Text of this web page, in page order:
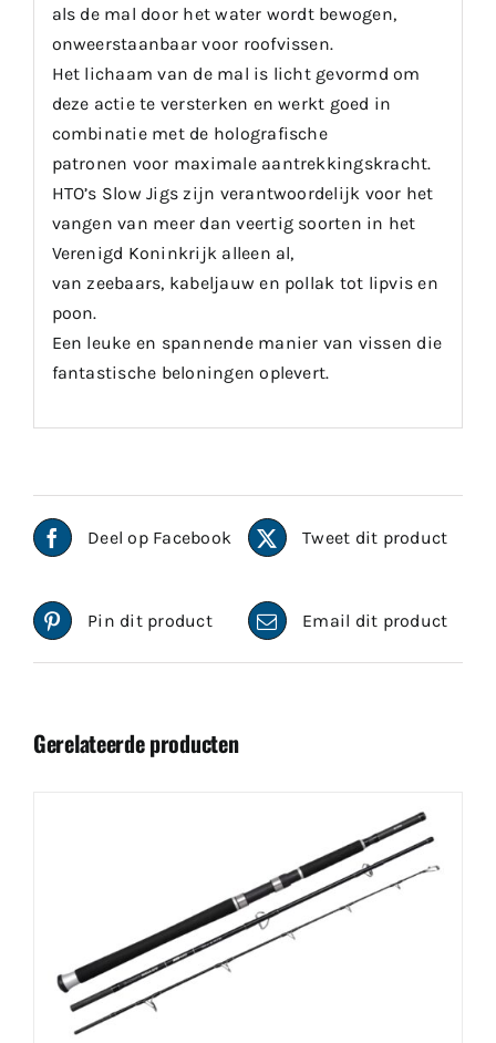
als de mal door het water wordt bewogen,
onweerstaanbaar voor roofvissen.
Het lichaam van de mal is licht gevormd om
deze actie te versterken en werkt goed in
combinatie met de holografische
patronen voor maximale aantrekkingskracht.
HTO’s Slow Jigs zijn verantwoordelijk voor het
vangen van meer dan veertig soorten in het
Verenigd Koninkrijk alleen al,
van zeebaars, kabeljauw en pollak tot lipvis en
poon.
Een leuke en spannende manier van vissen die
fantastische beloningen oplevert.
Deel op Facebook Tweet dit product
Pin dit product Email dit product
Gerelateerde producten